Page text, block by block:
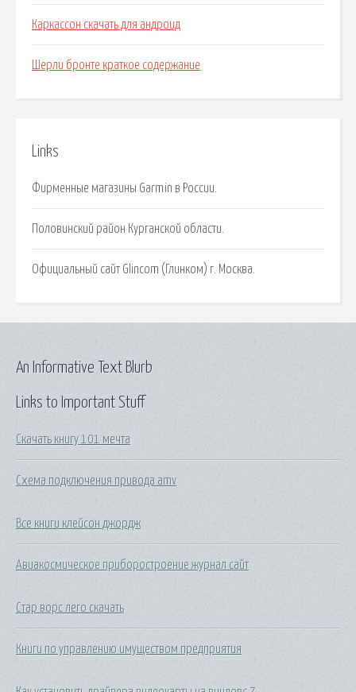
Каркассон скачать для андроид
Шерли бронте краткое содержание
Links
Фирменные магазины Garmin в России.
Половинский район Курганской области.
Официальный сайт Glincom (Глинком) г. Москва.
Links to Important Stuff
Скачать книгу 101 мечта
Схема подключения привода amv
Все книги клейсон джордж
Авиакосмическое приборостроение журнал сайт
Стар ворс лего скачать
Книги по управлению имуществом предприятия
An Informative Text Blurb